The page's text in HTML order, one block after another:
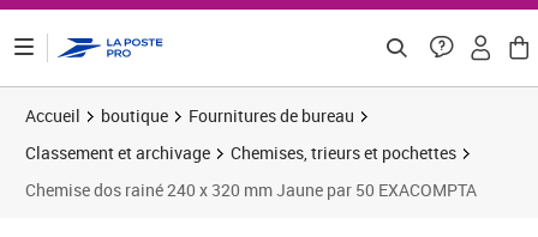
Accueil boutique
Fournitures de bureau
Classement et archivage
Chemises, trieurs et pochettes
Chemise dos rainé 240 x 320 mm Jaune par 50 EXACOMPTA